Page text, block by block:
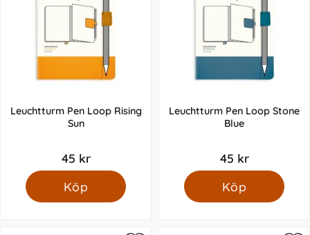
Leuchtturm Pen Loop Rising
Sun
45 kr
Köp
Leuchtturm Pen Loop Stone
Blue
45 kr
Köp